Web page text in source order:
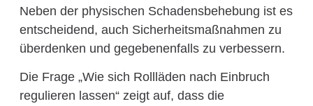
Neben der physischen Schadensbehebung ist es
entscheidend, auch Sicherheitsmaßnahmen zu
überdenken und gegebenenfalls zu verbessern.
Die Frage „Wie sich Rollläden nach Einbruch
regulieren lassen“ zeigt auf, dass die